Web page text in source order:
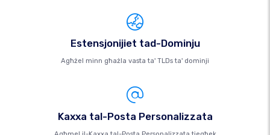
Estensjonijiet tad-Dominju
Agħżel minn għażla vasta ta' TLDs ta' dominji
Kaxxa tal-Posta Personalizzata